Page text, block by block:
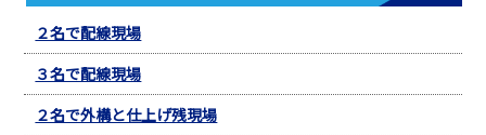
２名で配線現場
３名で配線現場
２名で外構と仕上げ残現場